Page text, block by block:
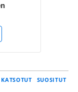
SUOSITUT